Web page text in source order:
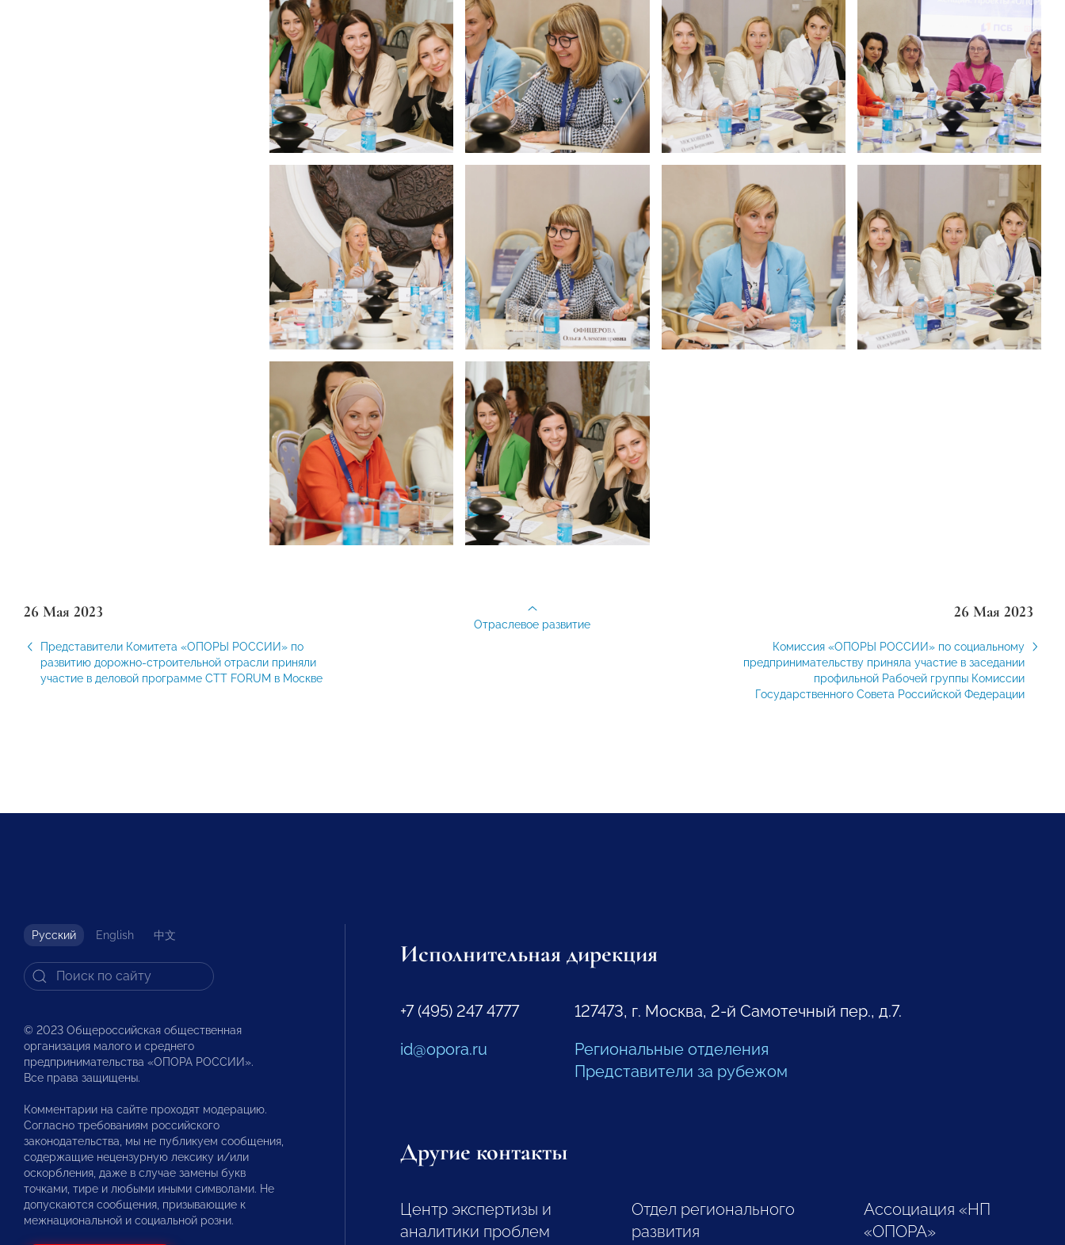
26 Мая 2023
Представители Комитета «ОПОРЫ РОССИИ» по
развитию дорожно-строительной отрасли приняли
участие в деловой программе CTT FORUM в Москве
26 Мая 2023
Комиссия «ОПОРЫ РОССИИ» по социальному
предпринимательству приняла участие в заседании
профильной Рабочей группы Комиссии
Государственного Совета Российской Федерации
Отраслевое развитие
Русский English 中文
© 2023 Общероссийская общественная
организация малого и среднего
предпринимательства «ОПОРА РОССИИ».
Все права защищены.
Комментарии на сайте проходят модерацию.
Согласно требованиям российского
законодательства, мы не публикуем сообщения,
содержащие нецензурную лексику и/или
оскорбления, даже в случае замены букв
точками, тире и любыми иными символами. Не
допускаются сообщения, призывающие к
межнациональной и социальной розни.
Исполнительная дирекция
+7 (495) 247 4777
id@opora.ru
127473, г. Москва, 2-й Самотечный пер., д.7.
Региональные отделения
Представители за рубежом
Другие контакты
Центр экспертизы и
аналитики проблем
Отдел регионального
развития
Ассоциация «НП
«ОПОРА»